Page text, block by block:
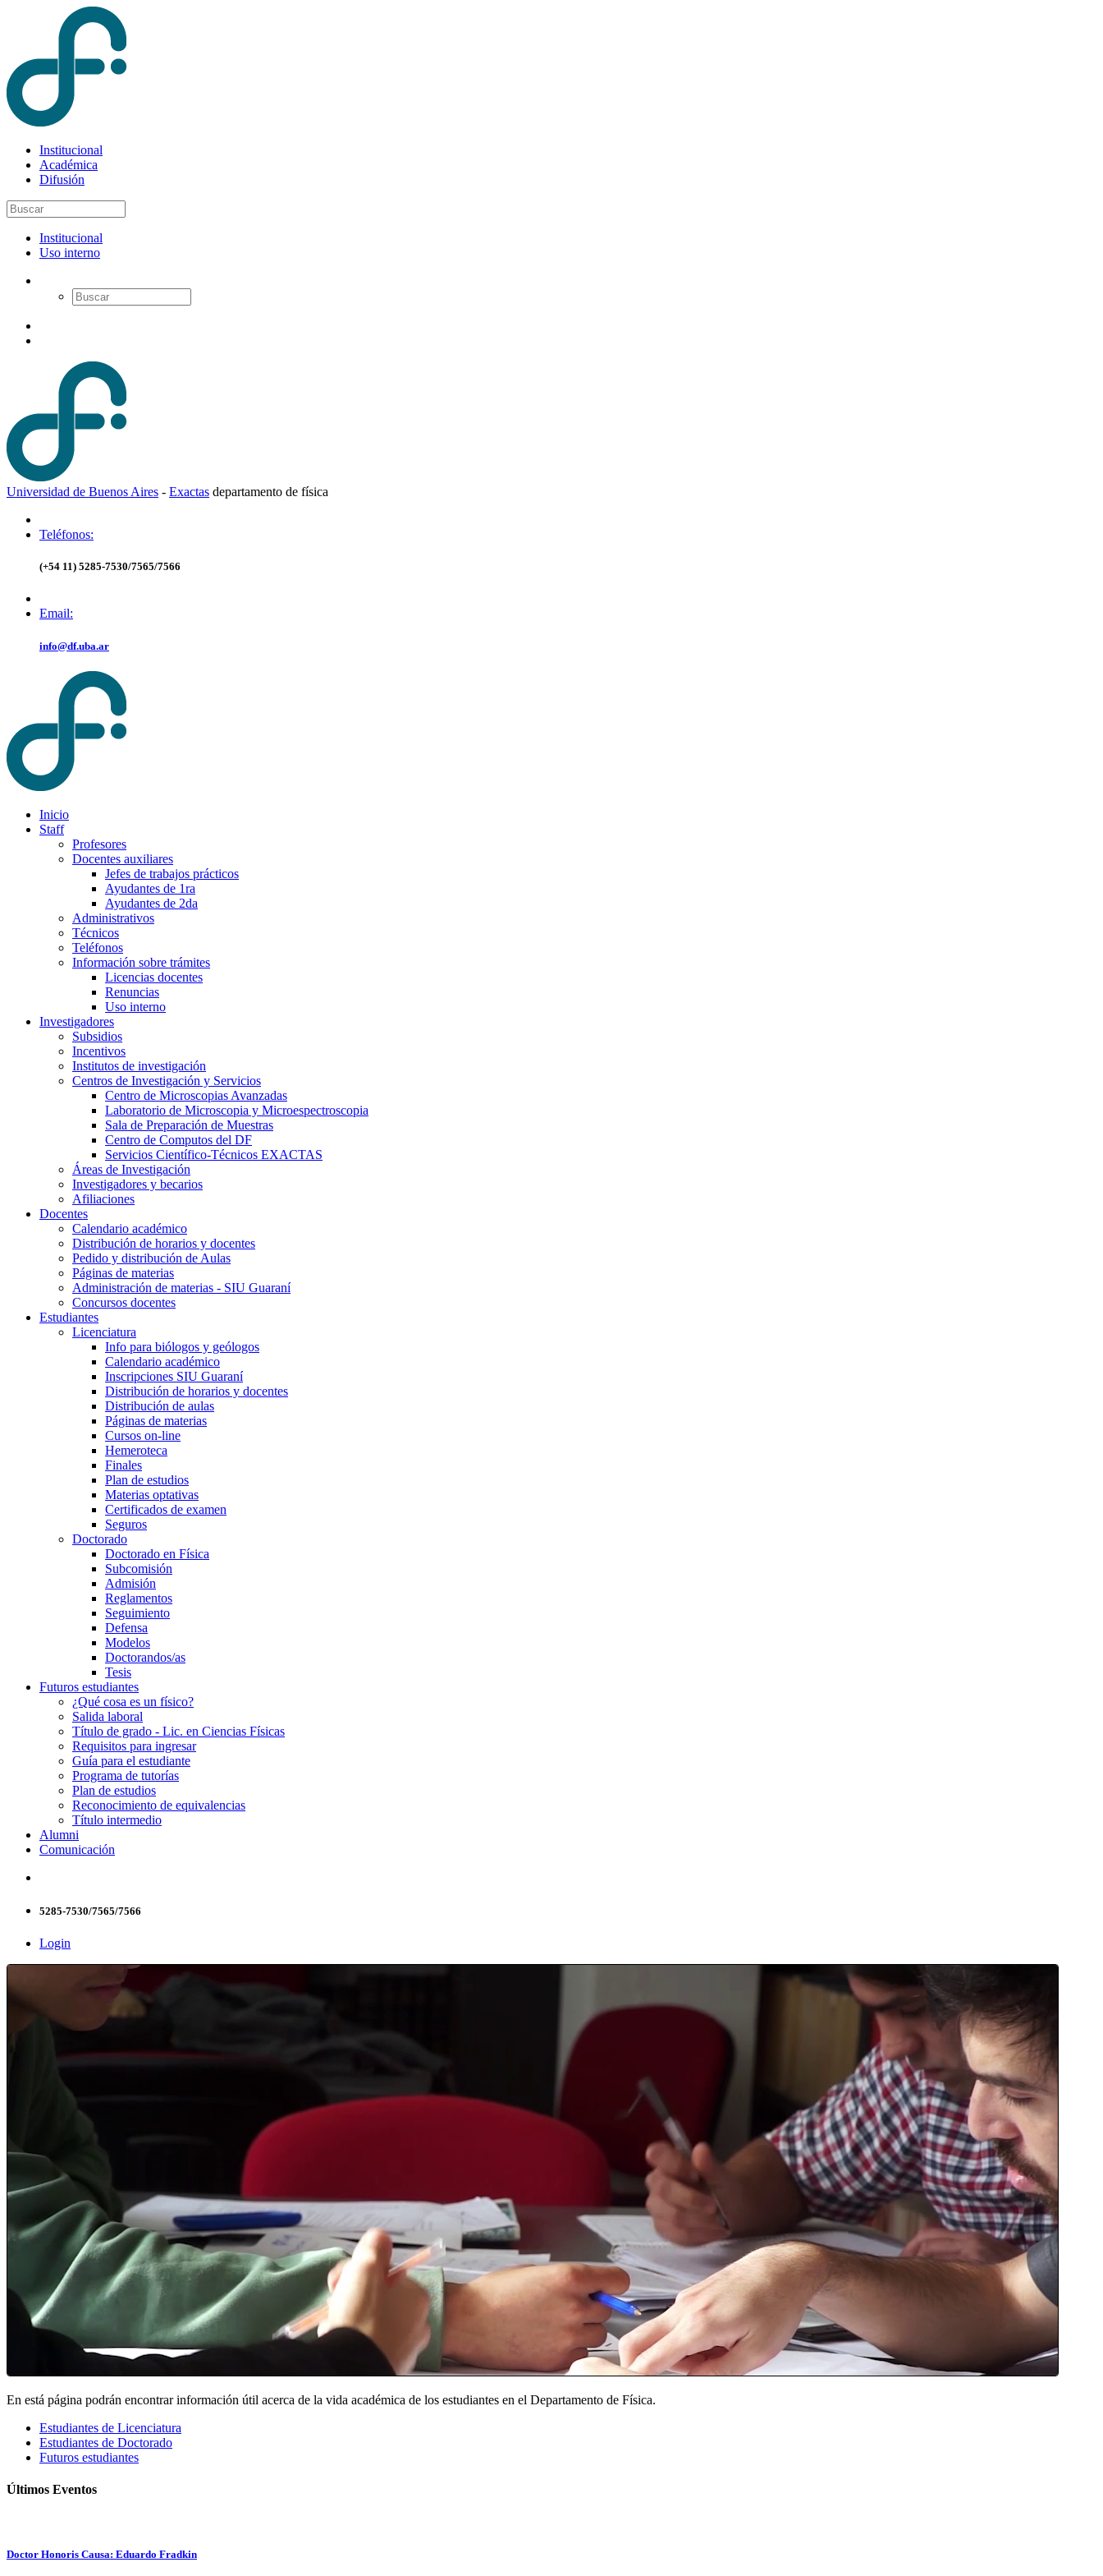
Institucional
Académica
Difusión
Institucional
Uso interno
Universidad de Buenos Aires - Exactas departamento de física
Teléfonos:
(+54 11) 5285-7530/7565/7566
Email:
info@df.uba.ar
Inicio
Staff
Profesores
Docentes auxiliares
Jefes de trabajos prácticos
Ayudantes de 1ra
Ayudantes de 2da
Administrativos
Técnicos
Teléfonos
Información sobre trámites
Licencias docentes
Renuncias
Uso interno
Investigadores
Subsidios
Incentivos
Institutos de investigación
Centros de Investigación y Servicios
Centro de Microscopias Avanzadas
Laboratorio de Microscopia y Microespectroscopia
Sala de Preparación de Muestras
Centro de Computos del DF
Servicios Científico-Técnicos EXACTAS
Áreas de Investigación
Investigadores y becarios
Afiliaciones
Docentes
Calendario académico
Distribución de horarios y docentes
Pedido y distribución de Aulas
Páginas de materias
Administración de materias - SIU Guaraní
Concursos docentes
Estudiantes
Licenciatura
Info para biólogos y geólogos
Calendario académico
Inscripciones SIU Guaraní
Distribución de horarios y docentes
Distribución de aulas
Páginas de materias
Cursos on-line
Hemeroteca
Finales
Plan de estudios
Materias optativas
Certificados de examen
Seguros
Doctorado
Doctorado en Física
Subcomisión
Admisión
Reglamentos
Seguimiento
Defensa
Modelos
Doctorandos/as
Tesis
Futuros estudiantes
¿Qué cosa es un físico?
Salida laboral
Título de grado - Lic. en Ciencias Físicas
Requisitos para ingresar
Guía para el estudiante
Programa de tutorías
Plan de estudios
Reconocimiento de equivalencias
Título intermedio
Alumni
Comunicación
5285-7530/7565/7566
Login
En está página podrán encontrar información útil acerca de la vida académica de los estudiantes en el Departamento de Física.
Estudiantes de Licenciatura
Estudiantes de Doctorado
Futuros estudiantes
Últimos Eventos
Doctor Honoris Causa: Eduardo Fradkin